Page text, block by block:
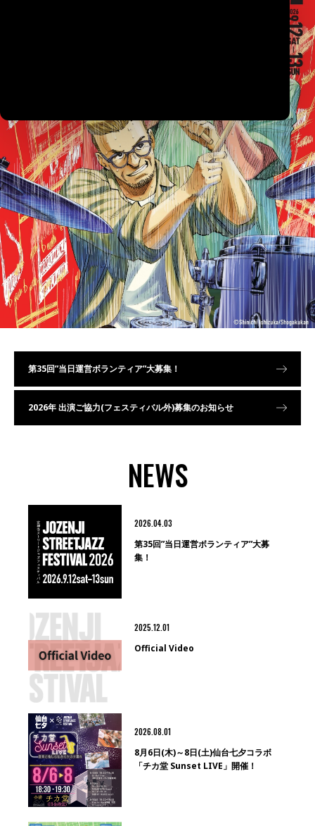
第35回”当日運営ボランティア”大募集！
2026年 出演ご協力(フェスティバル外)募集のお知らせ
NEWS
2026.04.03
第35回”当日運営ボランティア”大募
集！
2025.12.01
Official Video
2026.08.01
8月6日(木)～8日(土)仙台七夕コラボ
「チカ堂 Sunset LIVE」開催！